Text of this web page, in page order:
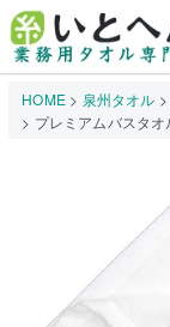
HOME 泉州タオル
プレミアムバスタ